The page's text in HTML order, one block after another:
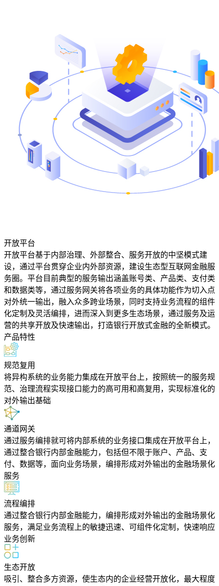
开放平台
开放平台基于内部治理、外部整合、服务开放的中坚模式建
设，通过平台贯穿企业内外部资源，建设生态型互联网金融服
务圈。平台目前典型的服务输出涵盖账号类、产品类、支付类
和数据类等，通过服务网关将各项业务的具体功能作为切入点
对外统一输出，融入众多跨业场景，同时支持业务流程的组件
化定制及灵活编排，进而深入到更多生态场景，通过服务及运
营的共享开放及快速输出，打造银行开放式金融的全新模式。
产品特性
规范复用
将异构系统的业务能力集成在开放平台上，按照统一的服务规
范、治理流程实现接口能力的高可用和高复用，实现标准化的
对外输出基础
通道网关
通过服务编排就可将内部系统的业务接口集成在开放平台上，
通过整合银行内部金融能力，包括但不限于账户、产品、支
付、数据等，面向业务场景，编排形成对外输出的金融场景化
服务
流程编排
通过整合银行内部金融能力，编排形成对外输出的金融场景化
服务，满足业务流程上的敏捷迅速、可组件化定制，快速响应
业务创新
生态开放
吸引、整合多方资源，使生态内的企业经营开放化，最大程度